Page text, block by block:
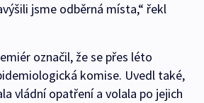
jsme odběrná místa,“ řekl
označil, že se přes léto
komise. Uvedl také,
vládní opatření a volala po jejich